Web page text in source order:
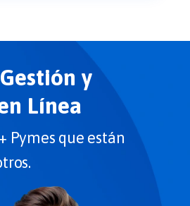
y
Línea
Pymes que están